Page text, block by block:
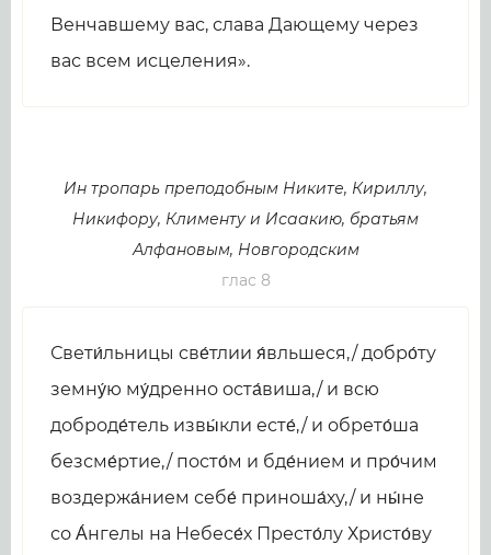
Венчавшему вас, слава Дающему через
вас всем исцеления».
Ин тропарь преподобным Никите, Кириллу,
Никифору, Клименту и Исаакию, братьям
Алфановым, Новгородским
глас 8
Свети́льницы све́тлии я́вльшеся,/ добро́ту
земну́ю му́дренно оста́виша,/ и всю
доброде́тель извы́кли есте́,/ и обрето́ша
безсме́ртие,/ посто́м и бде́нием и про́чим
воздержа́нием себе́ приноша́ху,/ и ны́не
со А́нгелы на Небесе́х Престо́лу Христо́ву